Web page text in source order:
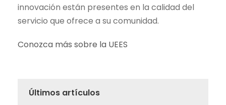
innovación están presentes en la calidad del
servicio que ofrece a su comunidad.
Conozca más sobre la UEES
Últimos artículos